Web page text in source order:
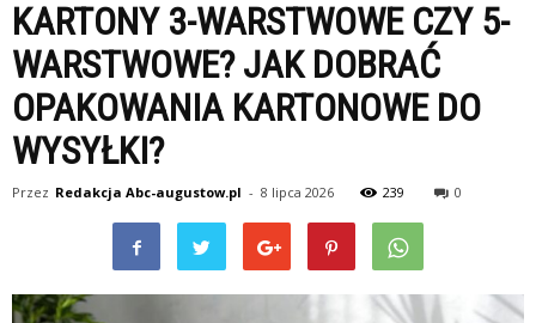
KARTONY 3-WARSTWOWE CZY 5-
WARSTWOWE? JAK DOBRAĆ
OPAKOWANIA KARTONOWE DO
WYSYŁKI?
Przez Redakcja Abc-augustow.pl - 8 lipca 2026 239 0